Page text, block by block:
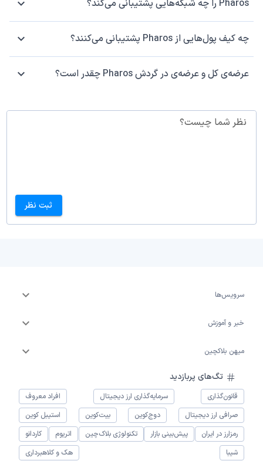
Pharos را چه شبکه‌هایی پشتیبانی می‌کند؟
چه کیف پول‌هایی از Pharos پشتیبانی می‌کنند؟
عرضه‌ی کل و عرضه‌ی در گردش Pharos چقدر است؟
نظر شما چیست؟
ثبت نظر
سرویس‌ها
خبر و آموزش
میهن بلاکچین
تگ‌های پربازدید
قانون‌گذاری سرمایه‌گذاری ارز دیجیتال
افراد معروف
صرافی ارز دیجیتال
دوج‌کوین بیت‌کوین
استیبل کوین
رمزارز در ایران
پیش‌بینی بازار تکنولوژی بلاک‌چین اتریوم
کاردانو
شیبا
هک و کلاهبرداری